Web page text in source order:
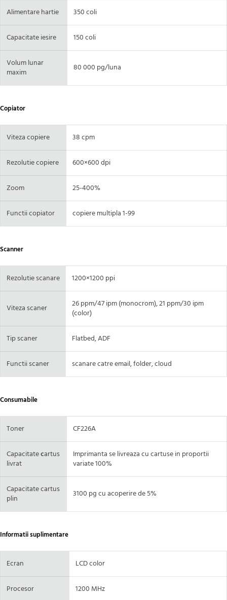
Alimentare hartie 350 coli
Capacitate iesire 150 coli
Volum lunar
maxim
80 000 pg/luna
Copiator
Viteza copiere 38 cpm
Rezolutie copiere 600×600 dpi
Zoom 25-400%
Functii copiator copiere multipla 1-99
Scanner
Rezolutie scanare 1200×1200 ppi
Viteza scaner
26 ppm/47 ipm (monocrom), 21 ppm/30 ipm
(color)
Tip scaner Flatbed, ADF
Functii scaner scanare catre email, folder, cloud
Consumabile
Toner CF226A
Capacitatecartus
livrat
Imprimanta se livreaza cu cartuse in proportii
variate 100%
Capacitate cartus
plin
3100 pg cu acoperire de 5%
Informatii suplimentare
Ecran LCD color
Procesor 1200 MHz